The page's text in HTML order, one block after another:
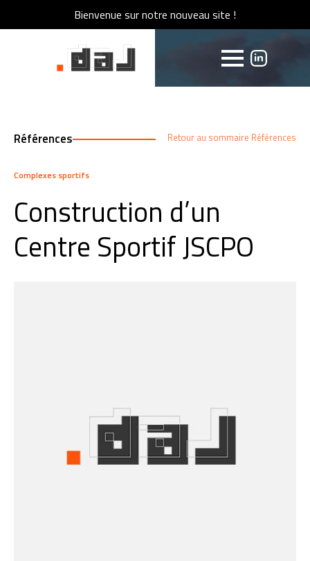
Bienvenue sur notre nouveau site !
Bienvenue sur notre nouveau site !
Références Retour au sommaire Références
Complexes sportifs
Construction d’un
Centre Sportif JSCPO